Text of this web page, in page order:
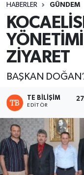
HABERLER GÜNDEM
ZİYARET
BAŞKAN
TE BILIŞIM
EDITÖR